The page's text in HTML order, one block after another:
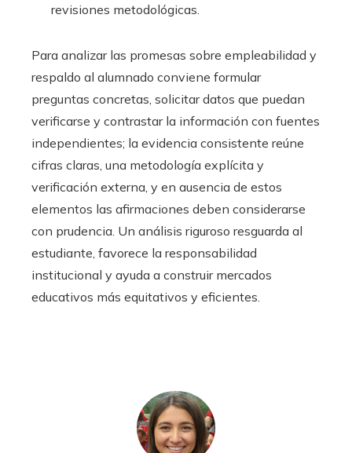
revisiones metodológicas.
Para analizar las promesas sobre empleabilidad y
respaldo al alumnado conviene formular
preguntas concretas, solicitar datos que puedan
verificarse y contrastar la información con fuentes
independientes; la evidencia consistente reúne
cifras claras, una metodología explícita y
verificación externa, y en ausencia de estos
elementos las afirmaciones deben considerarse
con prudencia. Un análisis riguroso resguarda al
estudiante, favorece la responsabilidad
institucional y ayuda a construir mercados
educativos más equitativos y eficientes.